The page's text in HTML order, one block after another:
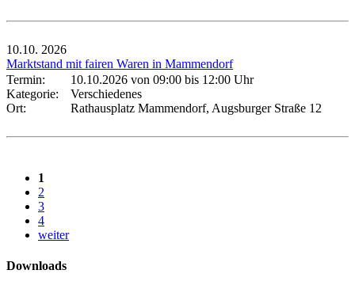
10.10. 2026
Marktstand mit fairen Waren in Mammendorf
Termin:
10.10.2026 von 09:00 bis 12:00 Uhr
Kategorie:
Verschiedenes
Ort:
Rathausplatz Mammendorf, Augsburger Straße 12
1
2
3
4
weiter
Downloads